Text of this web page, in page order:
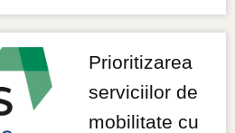
Prioritizarea
serviciilor de
mobilitate cu